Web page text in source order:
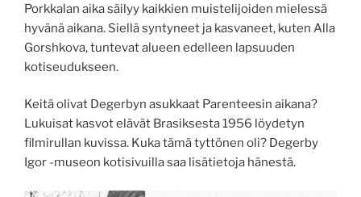
Porkkalan aika säilyy kaikkien muistelijoiden mielessä
hyvänä aikana. Siellä syntyneet ja kasvaneet, kuten Alla
Gorshkova, tuntevat alueen edelleen lapsuuden
kotiseudukseen.
Keitä olivat Degerbyn asukkaat Parenteesin aikana?
Lukuisat kasvot elävät Brasiksesta 1956 löydetyn
filmirullan kuvissa. Kuka tämä tyttönen oli? Degerby
Igor -museon kotisivuilla saa lisätietoja hänestä.